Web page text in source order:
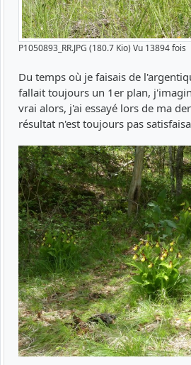
P1050893_RR.JPG (180.7 Kio) Vu 13894 fois
Du temps où je faisais de
fallait toujours un 1er plan,
vrai alors, j'ai essayé lors de ma
résultat n'est toujours pas